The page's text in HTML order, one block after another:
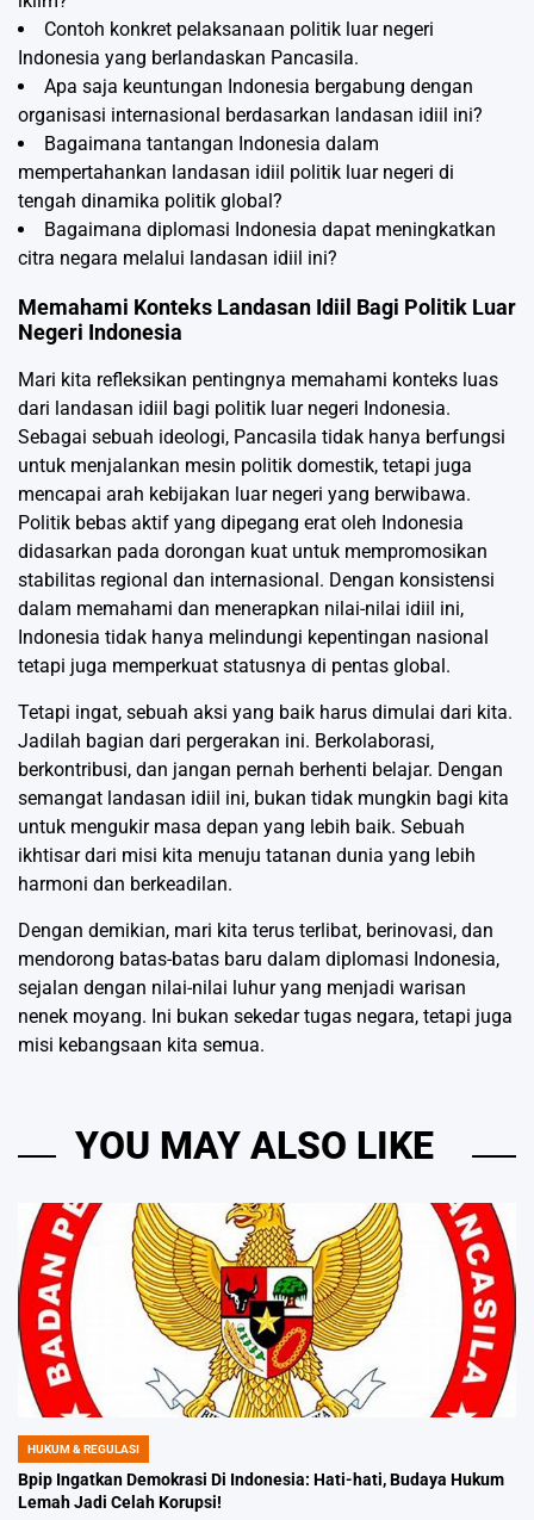
Contoh konkret pelaksanaan politik luar negeri
Indonesia yang berlandaskan Pancasila.
Apa saja keuntungan Indonesia bergabung dengan
organisasi internasional berdasarkan landasan idiil ini?
Bagaimana tantangan Indonesia dalam
mempertahankan landasan idiil politik luar negeri di
tengah dinamika politik global?
Bagaimana diplomasi Indonesia dapat meningkatkan
citra negara melalui landasan idiil ini?
Memahami Konteks Landasan Idiil Bagi Politik Luar
Negeri Indonesia
Mari kita refleksikan pentingnya memahami konteks luas
dari landasan idiil bagi politik luar negeri Indonesia.
Sebagai sebuah ideologi, Pancasila tidak hanya berfungsi
untuk menjalankan mesin politik domestik, tetapi juga
mencapai arah kebijakan luar negeri yang berwibawa.
Politik bebas aktif yang dipegang erat oleh Indonesia
didasarkan pada dorongan kuat untuk mempromosikan
stabilitas regional dan internasional. Dengan konsistensi
dalam memahami dan menerapkan nilai-nilai idiil ini,
Indonesia tidak hanya melindungi kepentingan nasional
tetapi juga memperkuat statusnya di pentas global.
Tetapi ingat, sebuah aksi yang baik harus dimulai dari kita.
Jadilah bagian dari pergerakan ini. Berkolaborasi,
berkontribusi, dan jangan pernah berhenti belajar. Dengan
semangat landasan idiil ini, bukan tidak mungkin bagi kita
untuk mengukir masa depan yang lebih baik. Sebuah
ikhtisar dari misi kita menuju tatanan dunia yang lebih
harmoni dan berkeadilan.
Dengan demikian, mari kita terus terlibat, berinovasi, dan
mendorong batas-batas baru dalam diplomasi Indonesia,
sejalan dengan nilai-nilai luhur yang menjadi warisan
nenek moyang. Ini bukan sekedar tugas negara, tetapi juga
misi kebangsaan kita semua.
YOU MAY ALSO LIKE
POSTED
IN
HUKUM & REGULASI
Bpip Ingatkan Demokrasi Di Indonesia: Hati-hati, Budaya Hukum
Lemah Jadi Celah Korupsi!